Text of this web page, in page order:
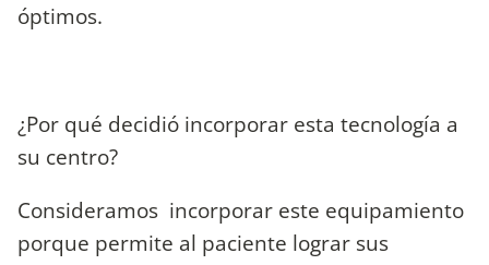
óptimos.
¿Por qué decidió incorporar esta tecnología a
su centro?
Consideramos incorporar este equipamiento
porque permite al paciente lograr sus